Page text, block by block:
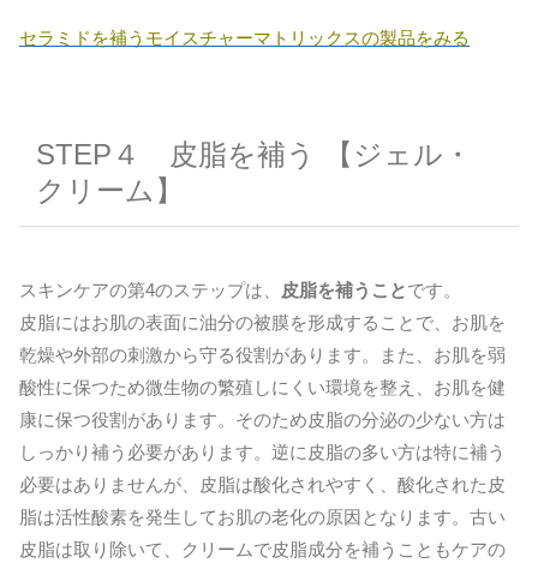
セラミドを補うモイスチャーマトリックスの製品をみる
STEP４ 皮脂を補う 【ジェル・
クリーム】
スキンケアの第4のステップは、 皮脂を補うことです。
皮脂にはお肌の表面に油分の被膜を形成することで、お肌を
乾燥や外部の刺激から守る役割があります。また、お肌を弱
酸性に保つため微生物の繁殖しにくい環境を整え、お肌を健
康に保つ役割があります。そのため皮脂の分泌の少ない方は
しっかり補う必要があります。逆に皮脂の多い方は特に補う
必要はありませんが、皮脂は酸化されやすく、酸化された皮
脂は活性酸素を発生してお肌の老化の原因となります。古い
皮脂は取り除いて、クリームで皮脂成分を補うこともケアの